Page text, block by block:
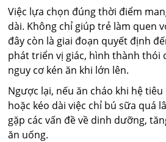
Việc lựa chọn đúng thời điểm
dài. Không chỉ giúp trẻ làm quen
đây còn là giai đoạn quyết định
phát triển vị giác, hình thành thói
nguy cơ kén ăn khi lớn lên.
Ngược lại, nếu ăn cháo khi hệ
hoặc kéo dài việc chỉ bú sữa quá
gặp các vấn đề về dinh dưỡng,
ăn uống.